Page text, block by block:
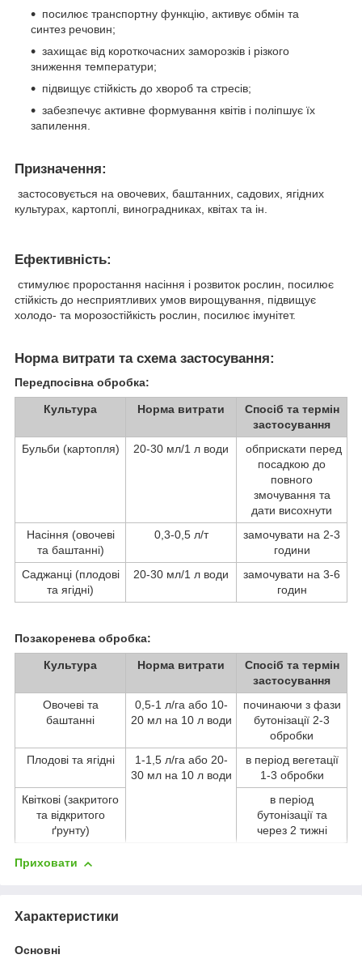
посилює транспортну функцію, активує обмін та
синтез речовин;
захищає від короткочасних заморозків і різкого
зниження температури;
підвищує стійкість до хвороб та стресів;
забезпечує активне формування квітів і поліпшує їх
запилення.
Призначення:
застосовується на овочевих, баштанних, садових, ягідних
культурах, картоплі, виноградниках, квітах та ін.
Ефективність:
стимулює проростання насіння і розвиток рослин, посилює
стійкість до несприятливих умов вирощування, підвищує
холодо- та морозостійкість рослин, посилює імунітет.
Норма витрати та схема застосування:
Передпосівна обробка:
Культура Норма витрати
Спосіб та термін
застосування
Бульби (картопля)
20-30 мл/1 л води
обприскати перед
посадкою до
повного
змочування та
дати висохнути
Насіння (овочеві
та баштанні)
0,3-0,5 л/т
замочувати на 2-3
години
Саджанці (плодові
та ягідні)
20-30 мл/1 л води
замочувати на 3-6
годин
Позакоренева обробка:
Культура Норма витрати
Спосіб та термін
застосування
Овочеві та
баштанні
0,5-1 л/га або 10-
20 мл на 10 л води
починаючи з фази
бутонізації 2-3
обробки
Плодові та ягідні
1-1,5 л/га або 20-
30 мл на 10 л води
в період вегетації
1-3 обробки
Квіткові (закритого
та відкритого
ґрунту)
в період
бутонізації та
через 2 тижні
Приховати
Характеристики
Основні